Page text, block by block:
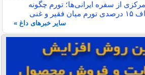
از سفره ایرانی‌ها؛ تورم چگونه
و غنی
سایر خبرهای داغ »